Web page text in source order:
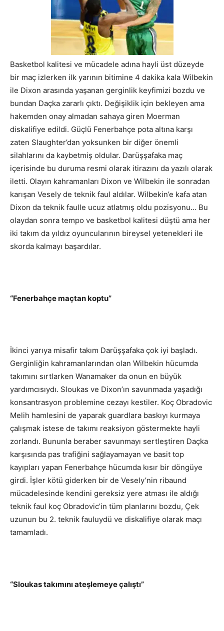
Basketbol kalitesi ve mücadele adına hayli üst düzeyde
bir maç izlerken ilk yarının bitimine 4 dakika kala Wilbekin
ile Dixon arasında yaşanan gerginlik keyfimizi bozdu ve
bundan Daçka zararlı çıktı. Değişiklik için bekleyen ama
hakemden onay almadan sahaya giren Moerman
diskalifiye edildi. Güçlü Fenerbahçe pota altına karşı
zaten Slaughter’dan yoksunken bir diğer önemli
silahlarını da kaybetmiş oldular. Darüşşafaka maç
içerisinde bu duruma resmi olarak itirazını da yazılı olarak
iletti. Olayın kahramanları Dixon ve Wilbekin ile sonradan
karışan Vesely de teknik faul aldılar. Wilbekin’e kafa atan
Dixon da teknik faulle ucuz atlatmış oldu pozisyonu… Bu
olaydan sonra tempo ve basketbol kalitesi düştü ama her
iki takım da yıldız oyuncularının bireysel yetenekleri ile
skorda kalmayı başardılar.
“Fenerbahçe maçtan koptu”
İkinci yarıya misafir takım Darüşşafaka çok iyi başladı.
Gerginliğin kahramanlarından olan Wilbekin hücumda
takımını sırtlarken Wanamaker da onun en büyük
yardımcısıydı. Sloukas ve Dixon’ın savunmada yaşadığı
konsantrasyon problemine cezayı kestiler. Koç Obradovic
Melih hamlesini de yaparak guardlara baskıyı kurmaya
çalışmak istese de takımı reaksiyon göstermekte hayli
zorlandı. Bununla beraber savunmayı sertleştiren Daçka
karşısında pas trafiğini sağlayamayan ve basit top
kayıpları yapan Fenerbahçe hücumda kısır bir döngüye
girdi. İşler kötü giderken bir de Vesely’nin ribaund
mücadelesinde kendini gereksiz yere atması ile aldığı
teknik faul koç Obradovic’in tüm planlarını bozdu, Çek
uzunun bu 2. teknik fauluydü ve diskalifiye olarak maçı
tamamladı.
“Sloukas takımını ateşlemeye çalıştı”